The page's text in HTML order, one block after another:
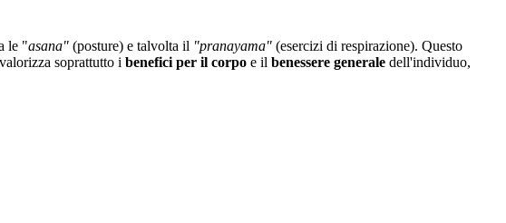
le "asana" (posture) e talvolta il "pranayama" (esercizi di respirazione). Questo
soprattutto i benefici per il corpo e il benessere generale dell'individuo,